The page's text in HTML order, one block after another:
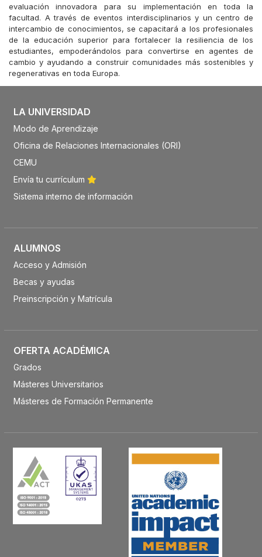
evaluación innovadora para su implementación en toda la
facultad. A través de eventos interdisciplinarios y un centro de
intercambio de conocimientos, se capacitará a los profesionales
de la educación superior para fortalecer la resiliencia de los
estudiantes, empoderándolos para convertirse en agentes de
cambio y ayudando a construir comunidades más sostenibles y
regenerativas en toda Europa.
LA UNIVERSIDAD
Modo de Aprendizaje
Oficina de Relaciones Internacionales (ORI)
CEMU
Envía tu currículum
Sistema interno de información
ALUMNOS
Acceso y Admisión
Becas y ayudas
Preinscripción y Matrícula
OFERTA ACADÉMICA
Grados
Másteres Universitarios
Másteres de Formación Permanente